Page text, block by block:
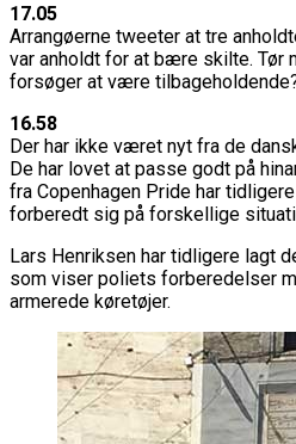
17.05
Arrangøerne tweeter at tre
var anholdt for at bære skilte. Tør
forsøger at være
16.58
Der har ikke været nyt fra de
De har lovet at passe godt på
fra Copenhagen Pride har
forberedt sig på forskellige
Lars Henriksen har tidligere lagt
som viser poliets forberedelser
armerede køretøjer.